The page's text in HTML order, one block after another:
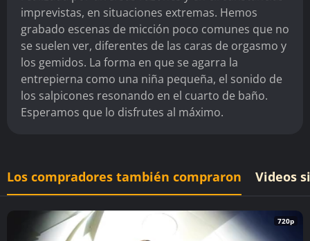
imprevistas, en situaciones extremas. Hemos
grabado escenas de micción poco comunes que no
se suelen ver, diferentes de las caras de orgasmo y
los gemidos. La forma en que se agarra la
entrepierna como una niña pequeña, el sonido de
los salpicones resonando en el cuarto de baño.
Esperamos que lo disfrutes al máximo.
Los compradores también compraron Videos
720p